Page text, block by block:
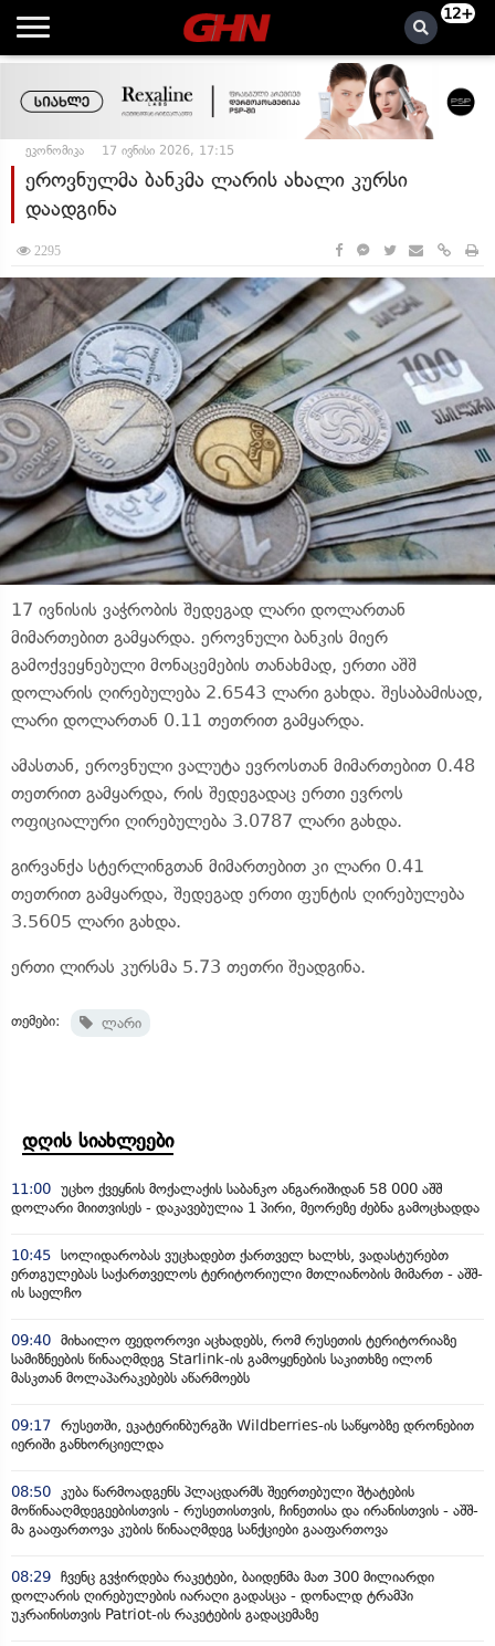
12+
ეკონომიკა 17 ივნისი 2026, 17:15
ეროვნულმა ბანკმა ლარის ახალი კურსი
დაადგინა
2295
17 ივნისის ვაჭრობის შედეგად ლარი დოლართან
მიმართებით გამყარდა. ეროვნული ბანკის მიერ
გამოქვეყნებული მონაცემების თანახმად, ერთი აშშ
დოლარის ღირებულება 2.6543 ლარი გახდა. შესაბამისად,
ლარი დოლართან 0.11 თეთრით გამყარდა.
ამასთან, ეროვნული ვალუტა ევროსთან მიმართებით 0.48
თეთრით გამყარდა, რის შედეგადაც ერთი ევროს
ოფიციალური ღირებულება 3.0787 ლარი გახდა.
გირვანქა სტერლინგთან მიმართებით კი ლარი 0.41
თეთრით გამყარდა, შედეგად ერთი ფუნტის ღირებულება
3.5605 ლარი გახდა.
ერთი ლირას კურსმა 5.73 თეთრი შეადგინა.
თემები: ლარი
დღის სიახლეები
11:00 უცხო ქვეყნის მოქალაქის საბანკო ანგარიშიდან 58 000 აშშ
დოლარი მიითვისეს - დაკავებულია 1 პირი, მეორეზე ძებნა გამოცხადდა
10:45 სოლიდარობას ვუცხადებთ ქართველ ხალხს, ვადასტურებთ
ერთგულებას საქართველოს ტერიტორიული მთლიანობის მიმართ - აშშ-
ის საელჩო
09:40 მიხაილო ფედოროვი აცხადებს, რომ რუსეთის ტერიტორიაზე
სამიზნეების წინააღმდეგ Starlink-ის გამოყენების საკითხზე ილონ
მასკთან მოლაპარაკებებს აწარმოებს
09:17 რუსეთში, ეკატერინბურგში Wildberries-ის საწყობზე დრონებით
იერიში განხორციელდა
08:50
კუბა წარმოადგენს პლაცდარმს შეერთებული შტატების
მოწინააღმდეგეებისთვის - რუსეთისთვის, ჩინეთისა და ირანისთვის - აშშ-
მა გააფართოვა კუბის წინააღმდეგ სანქციები გააფართოვა
08:29 ჩვენც გვჭირდება რაკეტები, ბაიდენმა მათ 300 მილიარდი
დოლარის ღირებულების იარაღი გადასცა - დონალდ ტრამპი
უკრაინისთვის Patriot-ის რაკეტების გადაცემაზე